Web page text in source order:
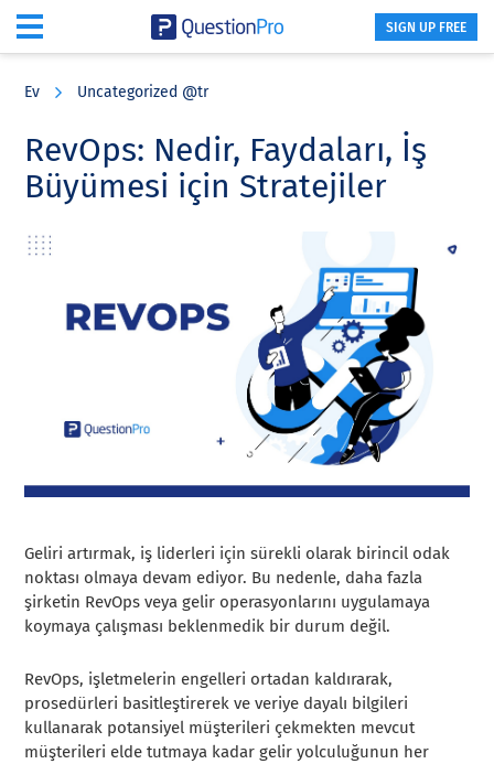
content
sidebar
SIGN UP FREE
Ev Uncategorized @tr
RevOps: Nedir, Faydaları, İş
Büyümesi için Stratejiler
Geliri artırmak, iş liderleri için sürekli olarak birincil odak
noktası olmaya devam ediyor. Bu nedenle, daha fazla
şirketin RevOps veya gelir operasyonlarını uygulamaya
koymaya çalışması beklenmedik bir durum değil.
RevOps, işletmelerin engelleri ortadan kaldırarak,
prosedürleri basitleştirerek ve veriye dayalı bilgileri
kullanarak potansiyel müşterileri çekmekten mevcut
müşterileri elde tutmaya kadar gelir yolculuğunun her